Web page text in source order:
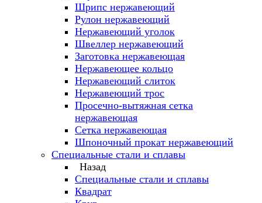
Шрипс нержавеющий
Рулон нержавеющий
Нержавеющий уголок
Швеллер нержавеющий
Заготовка нержавеющая
Нержавеющее кольцо
Нержавеющий слиток
Нержавеющий трос
Просечно-вытяжная сетка
нержавеющая
Сетка нержавеющая
Шпоночный прокат нержавеющий
Специальные стали и сплавы
Назад
Специальные стали и сплавы
Квадрат